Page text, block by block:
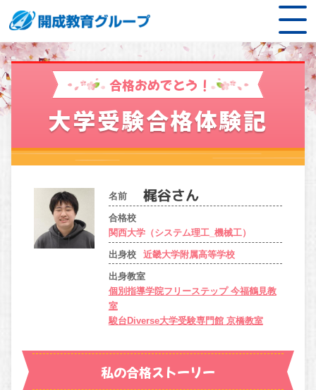
合格おめでとう！
大学受験合格体験記
名前
合格校
関西大学（システム理工_機械工）
出身校 近畿大学附属高等学校
出身教室
個別指導学院フリーステップ 今福鶴見教
室
駿台Diverse大学受験専門館 京橋教室
私の合格ストーリー